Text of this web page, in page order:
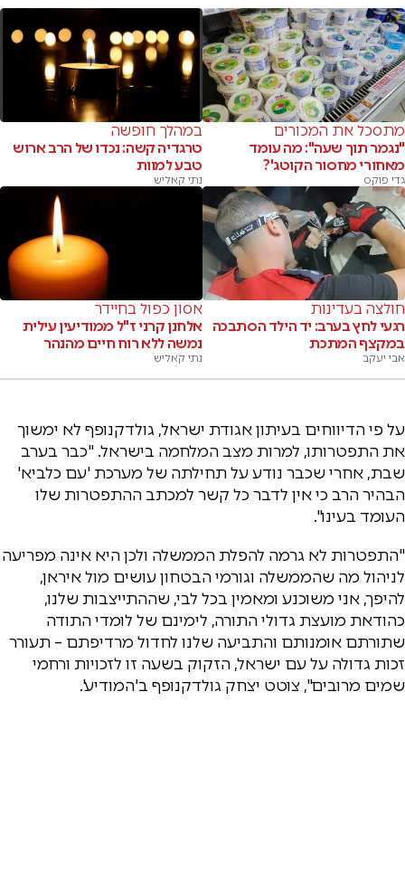
מתסכל את המכורים
"נגמר תוך שעה": מה עומד
מאחורי מחסור הקוטג'?
גדי פוקס
במהלך חופשה
טרגדיה קשה: נכדו של הרב ארוש
טבע למוות
נתי קאליש
חולצה בעדינות
רגעי לחץ בערב: יד הילד הסתבכה
במקצף המתכת
אבי יעקב
אסון כפול בחיידר
אלחנן קרני ז"ל ממודיעין עילית
נמשה ללא רוח חיים מהנהר
נתי קאליש
על פי הדיווחים בעיתון אגודת ישראל, גולדקנופף לא ימשוך
את התפטרותו, למרות מצב המלחמה בישראל. "כבר בערב
שבת, אחרי שכבר נודע על תחילתה של מערכת 'עם כלביא'
הבהיר הרב כי אין לדבר כל קשר למכתב ההתפטרות שלו
העומד בעינו".
"התפטרות לא גרמה להפלת הממשלה ולכן היא אינה מפריעה
לניהול מה שהממשלה וגורמי הבטחון עושים מול איראן,
להיפך, אני משוכנע ומאמין בכל לבי, שההתייצבות שלנו,
כהודאת מועצת גדולי התורה, לימינם של לומדי התודה
שתורתם אומנותם והתביעה שלנו לחדול מרדיפתם – תעורר
זכות גדולה על עם ישראל, הזקוק בשעה זו לזכויות ורחמי
שמים מרובים", צוטט יצחק גולדקנופף ב'המודיע'.